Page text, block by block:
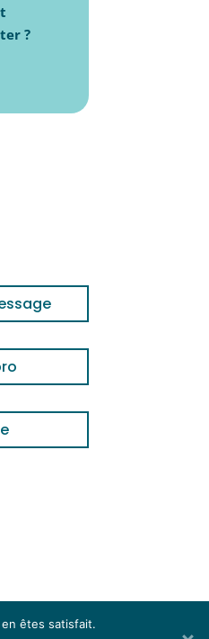
?
êtes satisfait.